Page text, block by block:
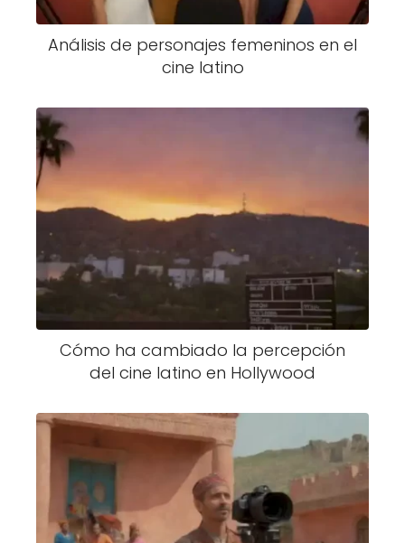
Análisis de personajes femeninos en el
cine latino
Cómo ha cambiado la percepción
del cine latino en Hollywood